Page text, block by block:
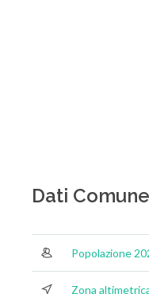
Dati Comune
Popolazione
Zona